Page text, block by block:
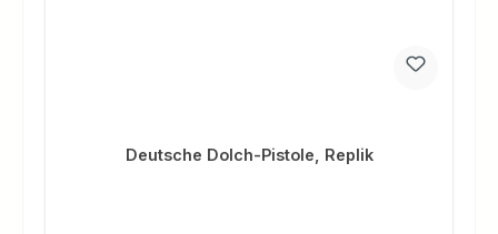
Deutsche Dolch-Pistole, Replik